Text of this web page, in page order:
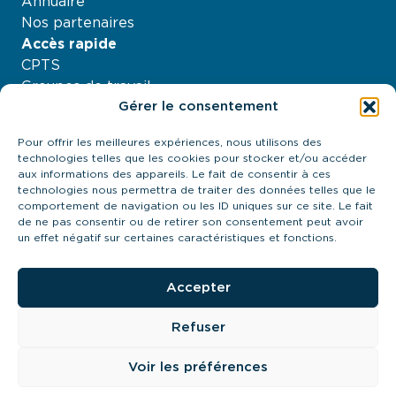
Gérer le consentement
Pour offrir les meilleures expériences, nous utilisons des
technologies telles que les cookies pour stocker et/ou accéder
aux informations des appareils. Le fait de consentir à ces
technologies nous permettra de traiter des données telles que le
comportement de navigation ou les ID uniques sur ce site. Le fait
de ne pas consentir ou de retirer son consentement peut avoir
un effet négatif sur certaines caractéristiques et fonctions.
Accepter
Refuser
Voir les préférences
Nos partenaires
Accès rapide
CPTS
Groupes de travail
À propos
Contactez-nous
21 quai Antoine Riboud - 69002, Lyon
contact@urps-mk-ara.org
04 27 89 57 85
Prendre contact
Politique de confidentialté